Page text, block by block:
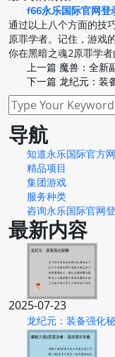
f66永乐国际官网登
通过以上八个方面的技
原罪学者。记住，游戏
你在黑暗之魂2原罪学者
上一篇 魔兽：全新
下一篇 龙纪元：装
导航
知道永乐国际官方
精品项目
集团游戏
服务种类
咨询永乐国际官网
最新内容
2025-07-23
龙纪元：装备强化